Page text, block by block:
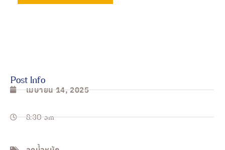
Post Info
เมษายน 14, 2025
8:30 am